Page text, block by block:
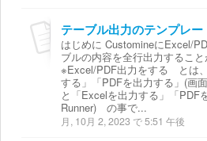
テーブル出力のテンプレー
はじめに CustomineにExcel/
ブルの内容を全行出力すること
※Excel/PDF出力をする とは
する」「PDFを出力する」(画
と「Excelを出力する」「PDF
Runner) の事で...
月, 10月 2, 2023 で 5:51 午後